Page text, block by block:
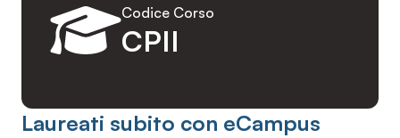
CPII
Codice Corso
Laureati subito con eCampus